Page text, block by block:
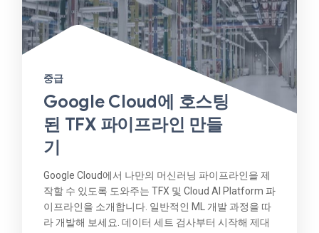
중급
Google Cloud에 호스팅
된 TFX 파이프라인 만들
기
Google Cloud에서 나만의 머신러닝 파이프라인을 제
작할 수 있도록 도와주는 TFX 및 Cloud AI Platform 파
이프라인을 소개합니다. 일반적인 ML 개발 과정을 따
라 개발해 보세요. 데이터 세트 검사부터 시작해 제대